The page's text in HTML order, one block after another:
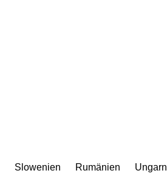
Slowenien Rumänien
Ungarn